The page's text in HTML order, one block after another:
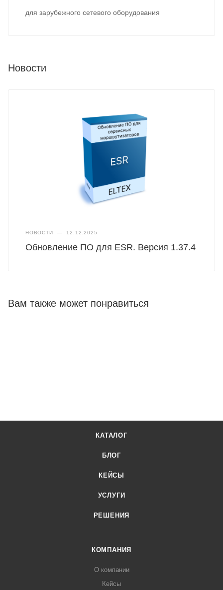
для зарубежного сетевого оборудования
Новости
НОВОСТИ — 12.12.2025
Обновление ПО для ESR. Версия 1.37.4
Вам также может понравиться
КАТАЛОГ
БЛОГ
КЕЙСЫ
УСЛУГИ
РЕШЕНИЯ
КОМПАНИЯ
О компании
Кейсы